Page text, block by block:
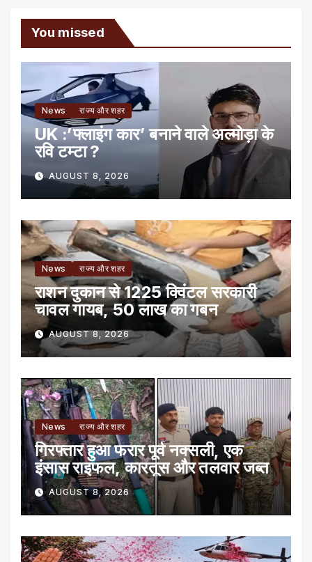
You missed
News राज्य और शहर
UK :’फ्लाइंग कार’ बनाने वाले अल्मोड़ा के
रवि टम्टा ?
AUGUST 8, 2026
News राज्य और शहर
राशन दुकान से 1225 क्विंटल सरकारी
चावल गायब, 50 लाख का गबन
AUGUST 8, 2026
News राज्य और शहर
गिरफ्तार हुआ फरार पूर्व नक्सली, एक
इंसास राइफल, कारतूस और तलवार जब्त
AUGUST 8, 2026